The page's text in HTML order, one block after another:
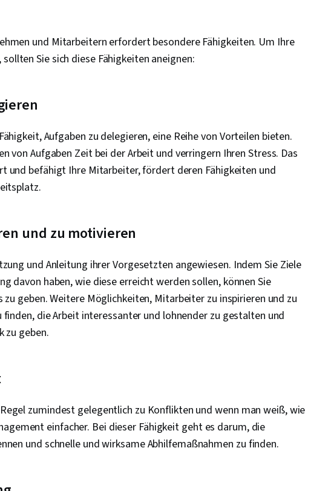
und Mitarbeitern erfordert besondere Fähigkeiten. Um Ihre
Sie sich diese Fähigkeiten aneignen:
Aufgaben zu delegieren, eine Reihe von Vorteilen bieten.
von Aufgaben Zeit bei der Arbeit und verringern Ihren Stress. Das
und befähigt Ihre Mitarbeiter, fördert deren Fähigkeiten und
und zu motivieren
und Anleitung ihrer Vorgesetzten angewiesen. Indem Sie Ziele
davon haben, wie diese erreicht werden sollen, können Sie
geben. Weitere Möglichkeiten, Mitarbeiter zu inspirieren und zu
die Arbeit interessanter und lohnender zu gestalten und
zu geben.
zumindest gelegentlich zu Konflikten und wenn man weiß, wie
einfacher. Bei dieser Fähigkeit geht es darum, die
und schnelle und wirksame Abhilfemaßnahmen zu finden.